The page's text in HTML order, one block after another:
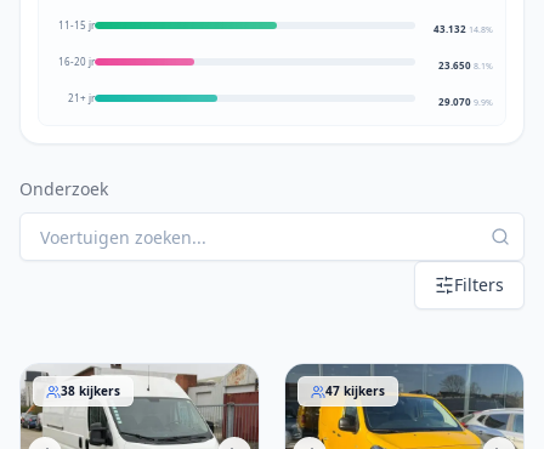
11-15 jr 43.132 14.8%
16-20 jr 23.650 8.1%
21+ jr 29.070 9.9%
Onderzoek
Filters
Peugeot Boxer 2016
38 kijkers Opel Vivaro 2021
47 kijkers